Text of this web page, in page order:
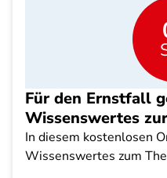
Für den Ernstfall
Wissenswertes
In diesem kostenlosen
Wissenswertes zum